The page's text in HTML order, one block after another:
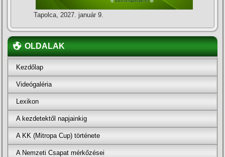
Tapolca, 2027. január 9.
OLDALAK
Kezdőlap
Videógaléria
Lexikon
A kezdetektől napjainkig
A KK (Mitropa Cup) története
A Nemzeti Csapat mérkőzései